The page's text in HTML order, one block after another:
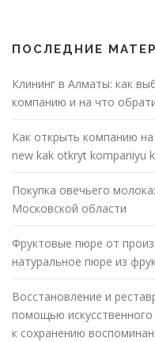
ПОСЛЕДНИЕ
Клининг в Алматы: как
компанию и на что
Как открыть компанию
new kak otkryt kompaniyu
Покупка овечьего
Московской области
Фруктовые пюре от
натуральное пюре из
Восстановление и
помощью
к сохранению